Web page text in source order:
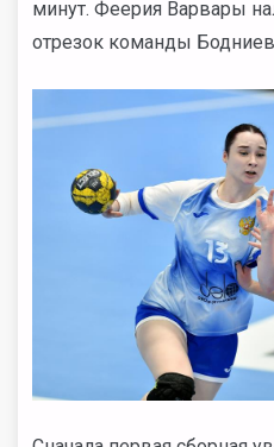
минут. Феерия Варвары
отрезок команды